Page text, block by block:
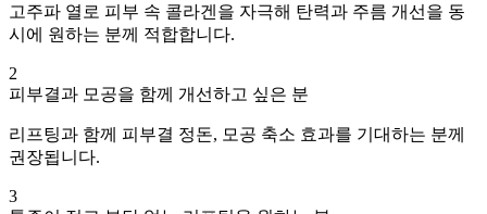
고주파 열로 피부 속 콜라겐을 자극해 탄력과 주름 개선을 동
시에 원하는 분께 적합합니다.
2
피부결과 모공을 함께 개선하고 싶은 분
리프팅과 함께 피부결 정돈, 모공 축소 효과를 기대하는 분께
권장됩니다.
3